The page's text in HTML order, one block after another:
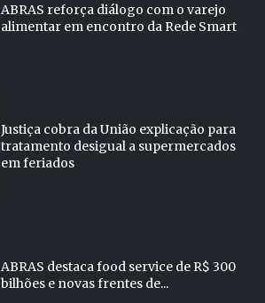
ABRAS reforça diálogo com o varejo
alimentar em encontro da Rede Smart
Justiça cobra da União explicação para
tratamento desigual a supermercados
em feriados
ABRAS destaca food service de R$ 300
bilhões e novas frentes de...